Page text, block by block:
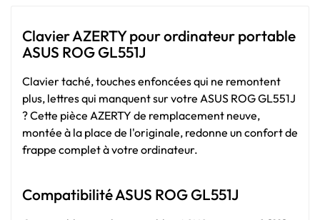
Clavier AZERTY pour ordinateur portable
ASUS ROG GL551J
Clavier taché, touches enfoncées qui ne remontent
plus, lettres qui manquent sur votre ASUS ROG GL551J
? Cette pièce AZERTY de remplacement neuve,
montée à la place de l'originale, redonne un confort de
frappe complet à votre ordinateur.
Compatibilité ASUS ROG GL551J